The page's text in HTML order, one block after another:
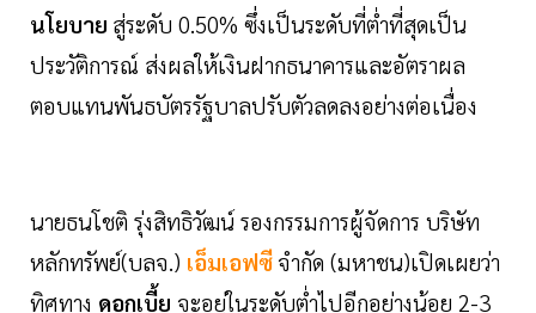
นโยบาย สู่ระดับ 0.50% ซึ่งเป็นระดับที่ต่ำที่สุดเป็น
ประวัติการณ์ ส่งผลให้เงินฝากธนาคารและอัตราผล
ตอบแทนพันธบัตรรัฐบาลปรับตัวลดลงอย่างต่อเนื่อง
นายธนโชติ รุ่งสิทธิวัฒน์ รองกรรมการผู้จัดการ บริษัท
หลักทรัพย์(บลจ.) เอ็มเอฟซี จำกัด (มหาชน)เปิดเผยว่า
ทิศทาง ดอกเบี้ย จะอยู่ในระดับต่ำไปอีกอย่างน้อย 2-3